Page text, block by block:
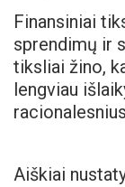
Finansiniai
sprendimų ir
tiksliai žino,
lengviau
Aiškiai